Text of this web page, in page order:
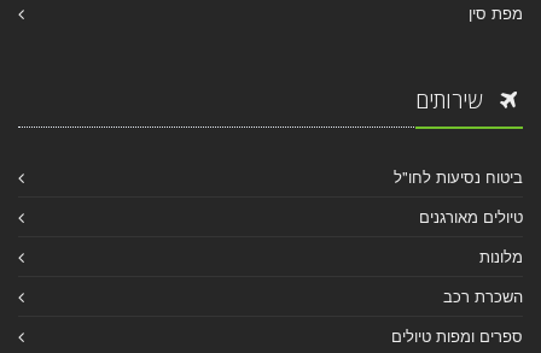
מפת סין
שירותים
ביטוח נסיעות לחו"ל
טיולים מאורגנים
מלונות
השכרת רכב
ספרים ומפות טיולים